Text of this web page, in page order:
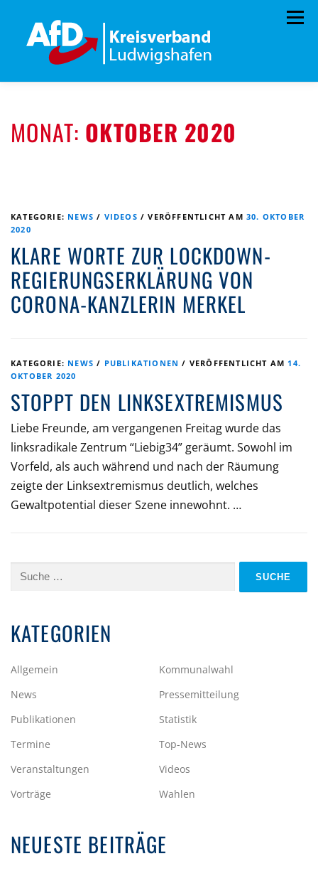
springen
Menü
PROGRAMM KONTAKT SPENDEN
MONAT: OKTOBER 2020
KATEGORIE: NEWS / VIDEOS /VERÖFFENTLICHT AM30. OKTOBER
2020
KLARE WORTE ZUR LOCKDOWN-
REGIERUNGSERKLÄRUNG VON
CORONA-KANZLERIN MERKEL
KATEGORIE: NEWS / PUBLIKATIONEN / VERÖFFENTLICHT AM 14.
OKTOBER 2020
STOPPT DEN LINKSEXTREMISMUS
Liebe Freunde, am vergangenen Freitag wurde das
linksradikale Zentrum “Liebig34” geräumt. Sowohl im
Vorfeld, als auch während und nach der Räumung
zeigte der Linksextremismus deutlich, welches
Gewaltpotential dieser Szene innewohnt. …
Suche
KATEGORIEN
Allgemein
Kommunalwahl
News
Pressemitteilung
Publikationen
Statistik
Termine
Top-News
Veranstaltungen
Videos
Vorträge
Wahlen
NEUESTE BEITRÄGE